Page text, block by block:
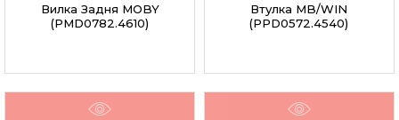
Вилка Задня MOBY
(PMD0782.4610)
Втулка MB/WIN
(PPD0572.4540)